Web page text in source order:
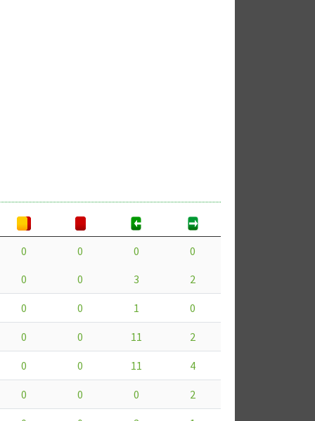
0 0 0
0
0
0 3 2
0 0 1 0
0 0 11 2
0 0 11 4
0 0 0 2